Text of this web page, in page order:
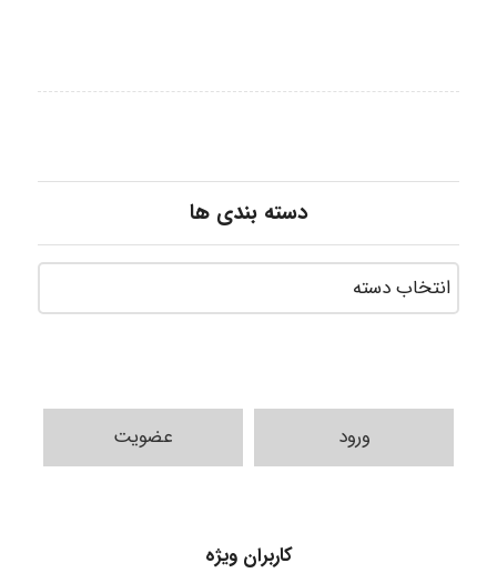
دسته بندی ها
ورود عضویت
کاربران ویژه